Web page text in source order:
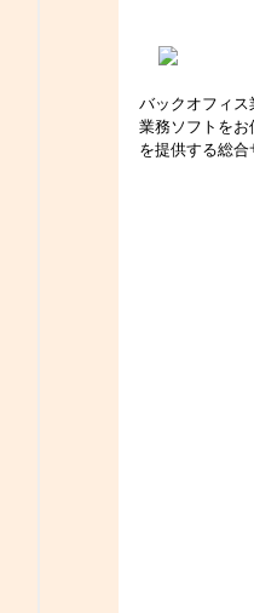
バックオフィ
業務ソフトを
を提供する総合